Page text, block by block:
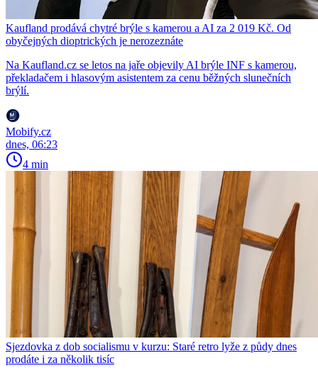
Kaufland prodává chytré brýle s kamerou a AI za 2 019 Kč. Od
obyčejných dioptrických je nerozeznáte
Na Kaufland.cz se letos na jaře objevily AI brýle INF s kamerou,
překladačem i hlasovým asistentem za cenu běžných slunečních
brýlí.
Mobify.cz
dnes, 06:23
4 min
Sjezdovka z dob socialismu v kurzu: Staré retro lyže z půdy dnes
prodáte i za několik tisíc